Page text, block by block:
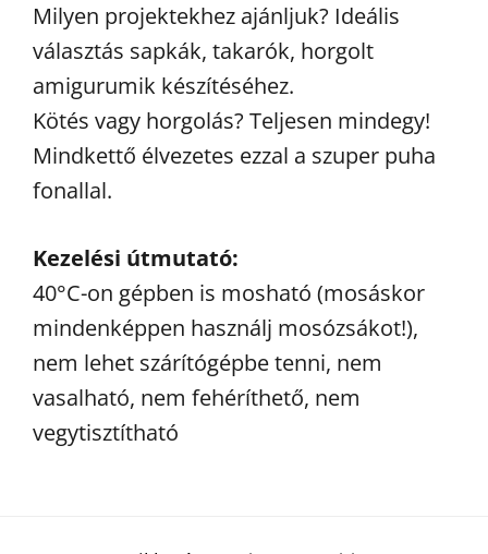
Milyen projektekhez ajánljuk? Ideális
választás sapkák, takarók, horgolt
amigurumik készítéséhez.
Kötés vagy horgolás? Teljesen mindegy!
Mindkettő élvezetes ezzal a szuper puha
fonallal.
Kezelési útmutató:
40°C-on gépben is mosható (mosáskor
mindenképpen használj mosózsákot!),
nem lehet szárítógépbe tenni, nem
vasalható, nem fehéríthető, nem
vegytisztítható